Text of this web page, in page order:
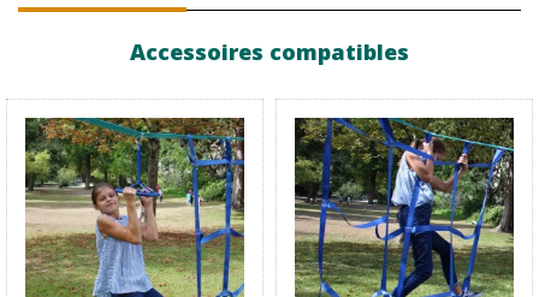
Accessoires compatibles